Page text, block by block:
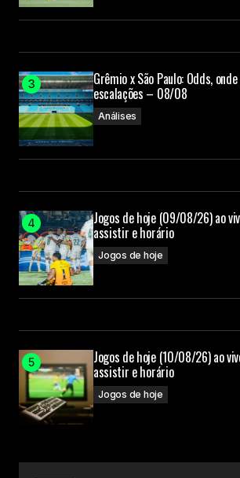
Grêmio x São Paulo: Odds,
escalações – 08/08
Análises
Jogos de hoje (09/08/26) ao
assistir e horário
Jogos de hoje
Jogos de hoje (10/08/26) ao
assistir e horário
Jogos de hoje